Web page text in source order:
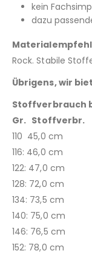
kein
dazu
Rock. Stabile
Übrigens, wir
Stoffverbrauch
Gr.
110 45,0 cm
116: 46,0 cm
122: 47,0 cm
128: 72,0 cm
134: 73,5 cm
140: 75,0 cm
146: 76,5 cm
152: 78,0 cm